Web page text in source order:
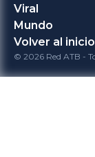
Viral
Mundo
Volver al inicio
© 2026 Red ATB -